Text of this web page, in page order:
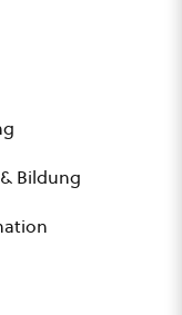
Bildung